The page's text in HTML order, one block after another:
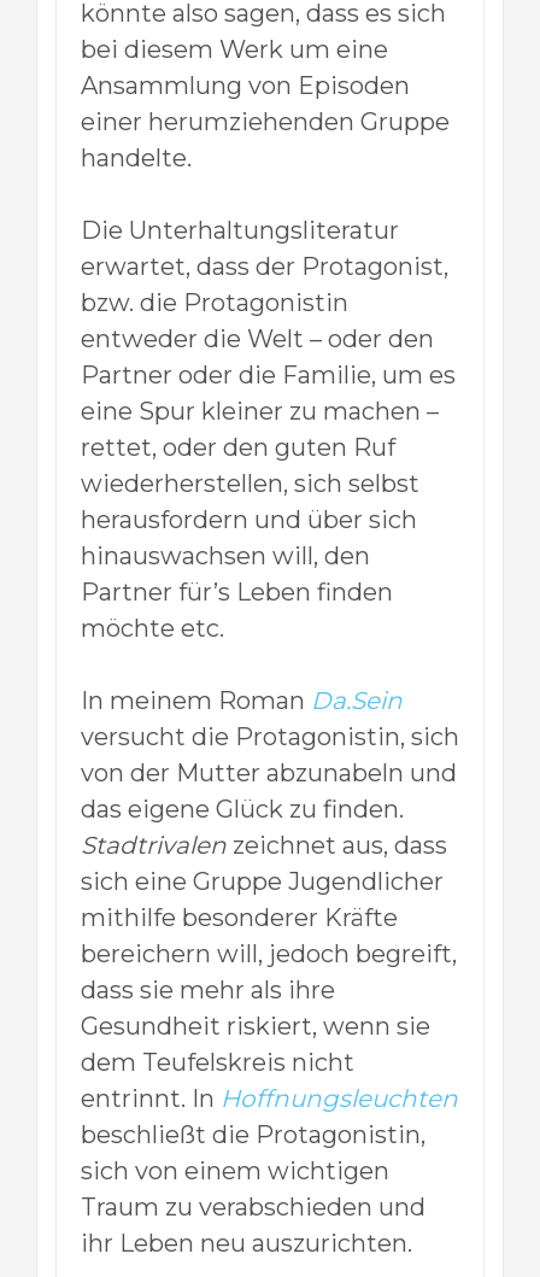
könnte also sagen, dass es sich
bei diesem Werk um eine
Ansammlung von Episoden
einer herumziehenden Gruppe
handelte.
Die Unterhaltungsliteratur
erwartet, dass der Protagonist,
bzw. die Protagonistin
entweder die Welt – oder den
Partner oder die Familie, um es
eine Spur kleiner zu machen –
rettet, oder den guten Ruf
wiederherstellen, sich selbst
herausfordern und über sich
hinauswachsen will, den
Partner für’s Leben finden
möchte etc.
In meinem Roman Da.Sein
versucht die Protagonistin, sich
von der Mutter abzunabeln und
das eigene Glück zu finden.
Stadtrivalen zeichnet aus, dass
sich eine Gruppe Jugendlicher
mithilfe besonderer Kräfte
bereichern will, jedoch begreift,
dass sie mehr als ihre
Gesundheit riskiert, wenn sie
dem Teufelskreis nicht
entrinnt. In Hoffnungsleuchten
beschließt die Protagonistin,
sich von einem wichtigen
Traum zu verabschieden und
ihr Leben neu auszurichten.